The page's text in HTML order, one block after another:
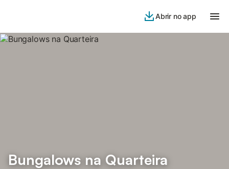
Abrir no app
Bungalows na Quarteira